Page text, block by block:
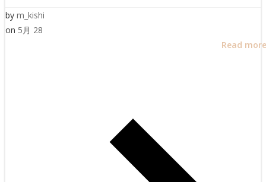
by m_kishi
on 5月 28
Read more